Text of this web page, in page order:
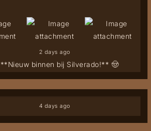
binnen bij Silverado!** 🤠
2 days ago
4 days ago